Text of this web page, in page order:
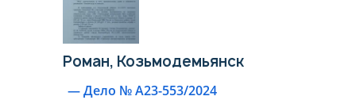
Роман, Козьмодемьянск
— Дело № А23-553/2024